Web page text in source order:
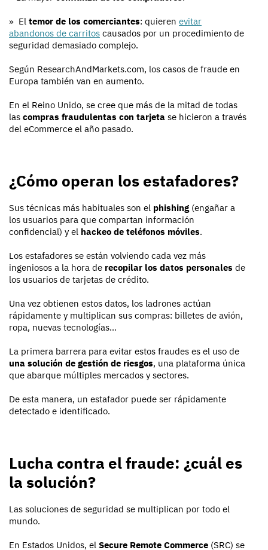
» El temor de los comerciantes: quieren evitar
abandonos de carritos causados por un procedimiento de
seguridad demasiado complejo.
Según ResearchAndMarkets.com, los casos de fraude en
Europa también van en aumento.
En el Reino Unido, se cree que más de la mitad de todas
las compras fraudulentas con tarjeta se hicieron a través
del eCommerce el año pasado.
¿Cómo operan los estafadores?
Sus técnicas más habituales son el phishing (engañar a
los usuarios para que compartan información
confidencial) y el hackeo de teléfonos móviles.
Los estafadores se están volviendo cada vez más
ingeniosos a la hora de recopilar los datos personales de
los usuarios de tarjetas de crédito.
Una vez obtienen estos datos, los ladrones actúan
rápidamente y multiplican sus compras: billetes de avión,
ropa, nuevas tecnologías...
La primera barrera para evitar estos fraudes es el uso de
una solución de gestión de riesgos, una plataforma única
que abarque múltiples mercados y sectores.
De esta manera, un estafador puede ser rápidamente
detectado e identificado.
Lucha contra el fraude: ¿cuál es
la solución?
Las soluciones de seguridad se multiplican por todo el
mundo.
En Estados Unidos, el Secure Remote Commerce (SRC) se